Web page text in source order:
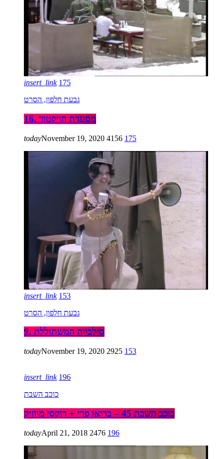
insert_link 175
גבעת חלפון, הסרט
16. מסעדת הויקטור
todayNovember 19, 2020 4156 175
insert_link 153
גבעת חלפון, הסרט
9. סילבייה המשתוללת
todayNovember 19, 2020 2925 153
insert_link 196
כוכב השבת
כוכב השבת 45 – בריאן פרי + רוקסי מיוזיק
todayApril 21, 2018 2476 196